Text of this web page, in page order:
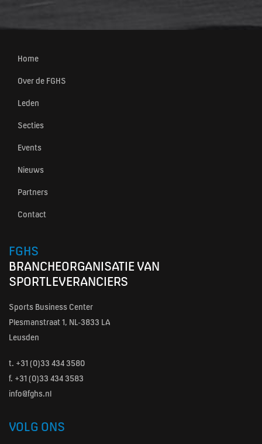
Home
Over de FGHS
Leden
Secties
Events
Nieuws
Partners
Contact
FGHS
BRANCHEORGANISATIE VAN
SPORTLEVERANCIERS
Sports Business Center
Plesmanstraat 1, NL-3833 LA
Leusden
t. +31 (0)33 434 3580
f. +31 (0)33 434 3583
info@fghs.nl
VOLG ONS